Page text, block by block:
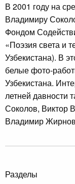
В 2001 году на
Владимиру
Фондом
«Поэзия света и
Узбекистана). В
белые фото-
Узбекистана.
летней давности
Соколов, Виктор
Владимир
Разделы